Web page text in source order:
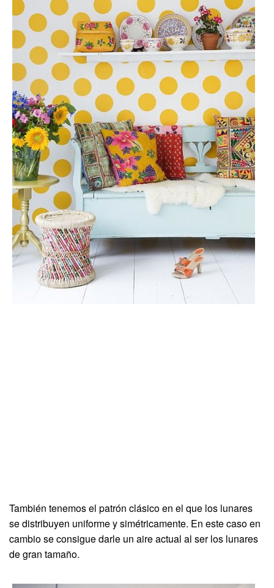
También tenemos el patrón clásico en el que los lunares
se distribuyen uniforme y simétricamente. En este caso en
cambio se consigue darle un aire actual al ser los lunares
de gran tamaño.